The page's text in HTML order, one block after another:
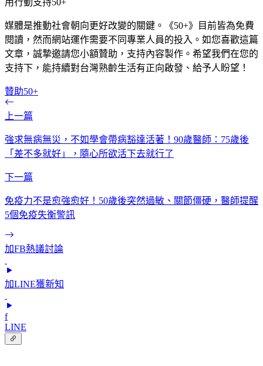
用行動支持50+
媒體是推動社會朝向更好改變的關鍵。《50+》目前皆為免費
閱讀，然而網站運作需要不同專業人員的投入。如您喜歡這篇
文章，誠摯邀請您小額贊助，支持內容製作。希望我們在您的
支持下，能持續對台灣熟齡生活有正向啟發、給予人盼望！
贊助50+
上一篇
強求無病無災，不如學會帶病豁達活著！90歲醫師：75歲後
「差不多就好」，隨心所欲活下去就行了
下一篇
免疫力不是愈強愈好！50歲後突然過敏、關節僵硬，醫師提醒
5個免疫失衡警訊
加FB熱議討論
加LINE獲新知
f
LINE